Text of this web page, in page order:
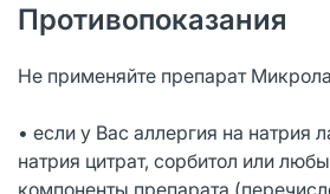
Противопоказания
Не применяйте препарат
• если у Вас аллергия на натрия
натрия цитрат, сорбитол или
компоненты препарата